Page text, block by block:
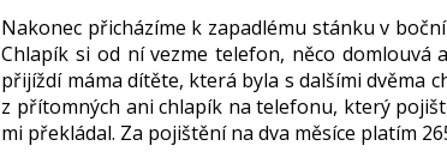
Nakonec přicházíme k zapadlému stánku v
Chlapík si od ní vezme telefon, něco
přijíždí máma dítěte, která byla s dalšími dvěma
z přítomných ani chlapík na telefonu, který
mi překládal. Za pojištění na dva měsíce platím